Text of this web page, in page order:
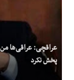
عراقچی: عراقی‌ها
پخش نکرد